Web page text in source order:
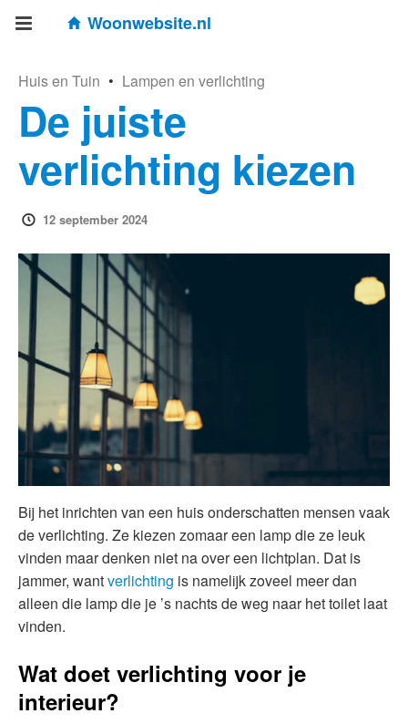
Woonwebsite.nl
Huis en Tuin • Lampen en verlichting
De juiste
verlichting kiezen
12 september 2024
Bij het inrichten van een huis onderschatten mensen vaak
de verlichting. Ze kiezen zomaar een lamp die ze leuk
vinden maar denken niet na over een lichtplan. Dat is
jammer, wantverlichting is namelijk zoveel meer dan
alleen die lamp die je ’s nachts de weg naar het toilet laat
vinden.
Wat doet verlichting voor je
interieur?